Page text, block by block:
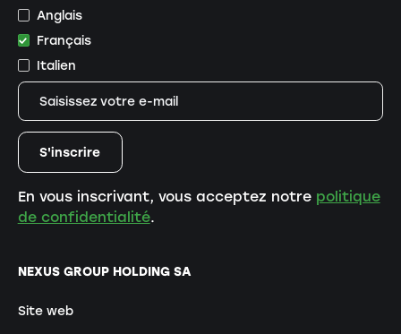
NEXUS GROUP HOLDING SA
Site web
Anglais
Français
Italien
En vous inscrivant, vous acceptez notre politique
de confidentialité.